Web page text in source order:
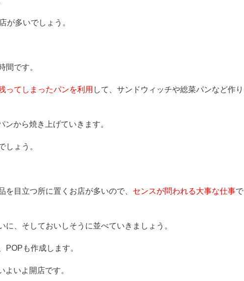
が多いでしょう。
間です。
ってしまったパンを利用 して、サンドウィッチや総菜パンなど作り
から焼き上げていきます。
しょう。
目立つ所に置くお店が多いので、 センスが問われる大事な仕事で
、そしておいしそうに並べていきましょう。
POPも作成します。
いよ開店です。